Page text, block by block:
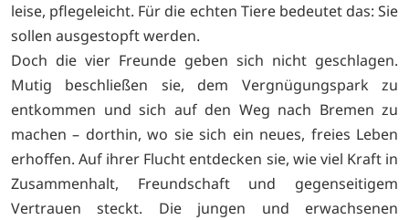
leise, pflegeleicht. Für die echten Tiere bedeutet das: Sie
sollen ausgestopft werden.
Doch die vier Freunde geben sich nicht geschlagen.
Mutig beschließen sie, dem Vergnügungspark zu
entkommen und sich auf den Weg nach Bremen zu
machen – dorthin, wo sie sich ein neues, freies Leben
erhoffen. Auf ihrer Flucht entdecken sie, wie viel Kraft in
Zusammenhalt, Freundschaft und gegenseitigem
Vertrauen steckt. Die jungen und erwachsenen